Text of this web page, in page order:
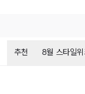
추천 8월 스타일